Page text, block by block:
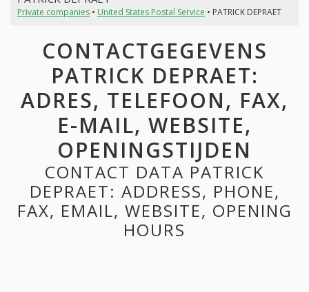
Private companies• United States Postal Service • PATRICK DEPRAET
CONTACTGEGEVENS
PATRICK DEPRAET:
ADRES, TELEFOON, FAX,
E-MAIL, WEBSITE,
OPENINGSTIJDEN
CONTACT DATA PATRICK
DEPRAET: ADDRESS, PHONE,
FAX, EMAIL, WEBSITE, OPENING
HOURS